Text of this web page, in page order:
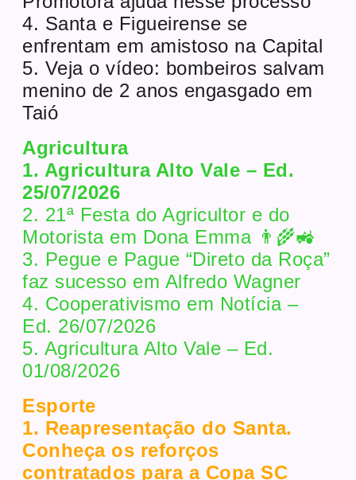
4. Santa e Figueirense se
enfrentam em amistoso na Capital
5. Veja o vídeo: bombeiros salvam
menino de 2 anos engasgado em
Taió
Agricultura
1. Agricultura Alto Vale – Ed.
25/07/2026
2. 21ª Festa do Agricultor e do
Motorista em Dona Emma 👨‍🌾🚜
3. Pegue e Pague “Direto da Roça”
faz sucesso em Alfredo Wagner
4. Cooperativismo em Notícia –
Ed. 26/07/2026
5. Agricultura Alto Vale – Ed.
01/08/2026
Esporte
1. Reapresentação do Santa.
Conheça os reforços
contratados para a Copa SC